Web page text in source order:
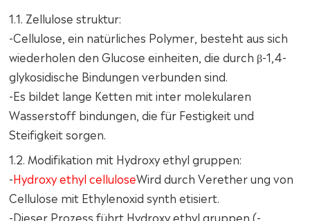
1.1. Zellulose struktur:
-Cellulose, ein natürliches Polymer, besteht aus sich
wiederholen den Glucose einheiten, die durch β-1,4-
glykosidische Bindungen verbunden sind.
-Es bildet lange Ketten mit inter molekularen
Wasserstoff bindungen, die für Festigkeit und
Steifigkeit sorgen.
1.2. Modifikation mit Hydroxy ethyl gruppen:
-Hydroxy ethyl celluloseWird durch Verether ung von
Cellulose mit Ethylenoxid synth etisiert.
-Dieser Prozess führt Hydroxy ethyl gruppen (-